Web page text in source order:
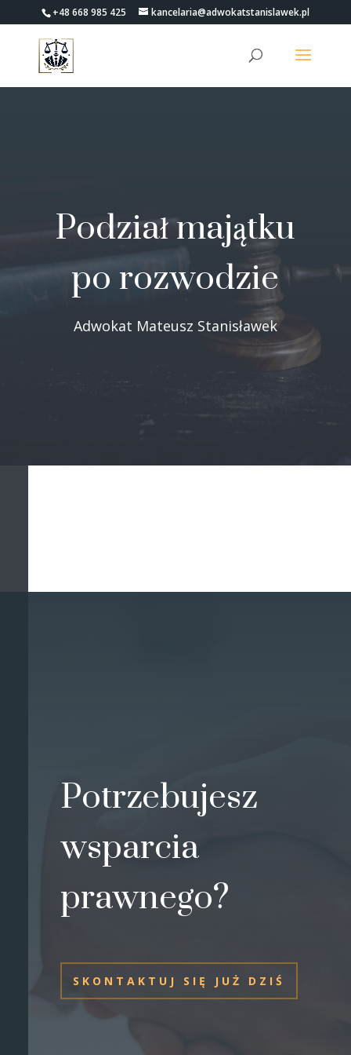
+48 668 985 425 kancelaria@adwokatstanislawek.pl
Podział majątku
po rozwodzie
Adwokat Mateusz Stanisławek
Potrzebujesz
wsparcia
prawnego?
SKONTAKTUJ SIĘ JUŻ DZIŚ